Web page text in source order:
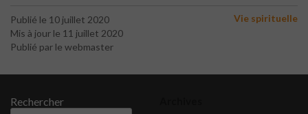
Publié le 10 juillet 2020
Mis à jour le 11 juillet 2020
Publié par le webmaster
Vie spirituelle
Rechercher